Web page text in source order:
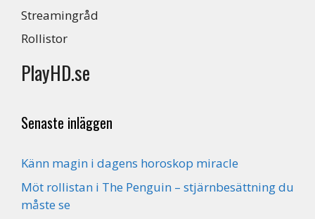
Streamingråd
Rollistor
PlayHD.se
Senaste inläggen
Känn magin i dagens horoskop miracle
Möt rollistan i The Penguin – stjärnbesättning du
måste se